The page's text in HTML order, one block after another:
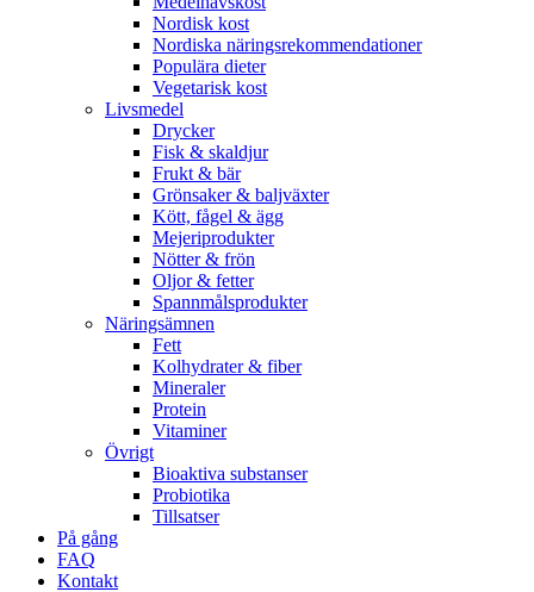
Nordisk kost
Nordiska näringsrekommendationer
Populära dieter
Vegetarisk kost
Livsmedel
Drycker
Fisk & skaldjur
Frukt & bär
Grönsaker & baljväxter
Kött, fågel & ägg
Mejeriprodukter
Nötter & frön
Oljor & fetter
Spannmålsprodukter
Näringsämnen
Fett
Kolhydrater & fiber
Mineraler
Protein
Vitaminer
Övrigt
Bioaktiva substanser
Probiotika
Tillsatser
På gång
FAQ
Kontakt